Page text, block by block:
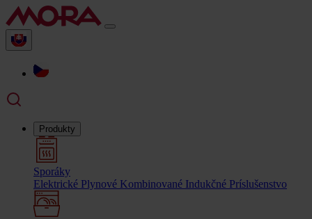
Produkty
Sporáky
Elektrické Plynové Kombinované Indukčné Príslušenstvo